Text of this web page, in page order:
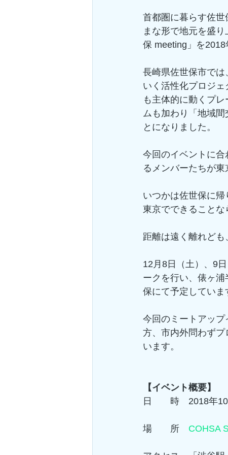
首都圏に暮らす佐
まな形で地元を盛
保 meeting」を2018
長崎県佐世保市で
いく活性化プロジ
も主体的に動くプ
ムも加わり「地域
とになりました。
今回のイベントに
るメンバーたちが東
いつかは佐世保に帰
東京でできることな
距離は遠く離れども
12月8日（土）、9
ークを行い、俵ヶ
保にて予定していま
今回のミートアッ
方、市内外問わず
います。
【イベント概要】
日　　時　2018年
場　　所 COHSA